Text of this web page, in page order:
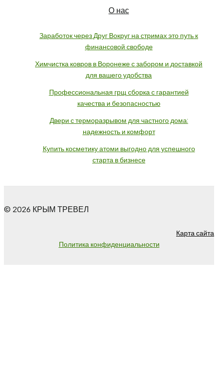
О нас
Заработок через Друг Вокруг на стримах это путь к
финансовой свободе
Химчистка ковров в Воронеже с забором и доставкой
для вашего удобства
Профессиональная грщ сборка с гарантией
качества и безопасностью
Двери с терморазрывом для частного дома:
надежность и комфорт
Купить косметику атоми выгодно для успешного
старта в бизнесе
© 2026 КРЫМ ТРЕВЕЛ
Карта сайта
Политика конфиденциальности